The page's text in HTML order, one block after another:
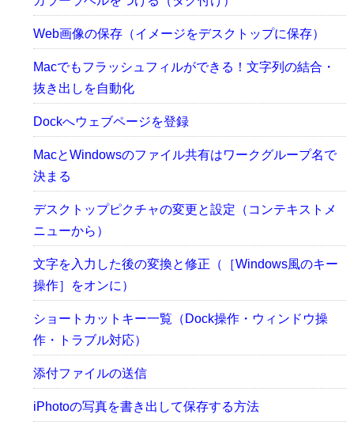
Web画像の保存（イメージをデスクトップに保存）
Macでもフラッシュフィルができる！文字列の結合・
抜き出しを自動化
Dockへウェブページを登録
MacとWindowsのファイル共有はワークグループ名で
決まる
デスクトップピクチャの変更と設定（コンテキストメ
ニューから）
文字を入力した後の変換と修正（［Windows風のキー
操作］をオンに）
ショートカットキー一覧（Dock操作・ウィンドウ操
作・トラブル対応）
添付ファイルの送信
iPhotoの写真を書き出して保存する方法